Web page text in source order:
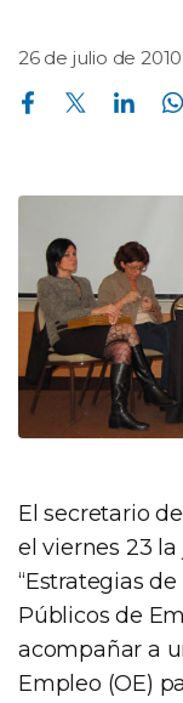
26 de julio de 2010
Compartir en Facebook Compartir en Twitter Compartir en Linkedin Compartir en Whatsapp
El secretario
el viernes 23
“Estrategias
Públicos de
acompañar a
Empleo (OE)